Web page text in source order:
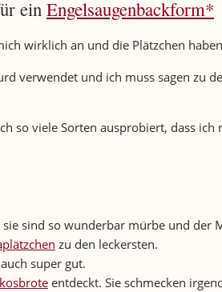
ein Engelsaugenbackform*
wirklich an und die Plätzchen
verwendet und ich muss sagen zu
so viele Sorten ausprobiert, dass
sie sind so wunderbar mürbe und der
zu den leckersten.
super gut.
entdeckt. Sie schmecken